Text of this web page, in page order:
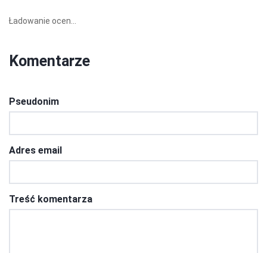
Ładowanie ocen...
Komentarze
Pseudonim
Adres email
Treść komentarza